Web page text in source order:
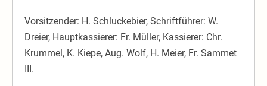
Vorsitzender: H. Schluckebier, Schriftführer: W.
Dreier, Hauptkassierer: Fr. Müller, Kassierer: Chr.
Krummel, K. Kiepe, Aug. Wolf, H. Meier, Fr. Sammet
III.